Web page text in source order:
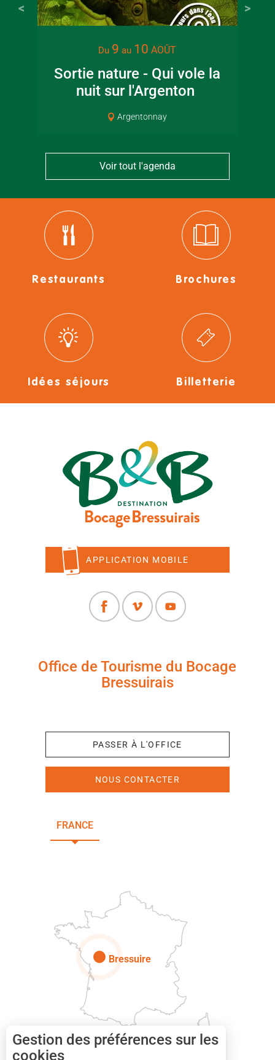
Du 9 au 10 AOÛT
Sortie nature - Qui vole la
nuit sur l'Argenton
Argentonnay
Voir tout l'agenda
Restaurants Brochures
Idées séjours Billetterie
APPLICATION MOBILE
Office de Tourisme du Bocage
Bressuirais
PASSER À L'OFFICE
NOUS CONTACTER
FRANCE
Bressuire
Gestion des préférences sur les
cookies